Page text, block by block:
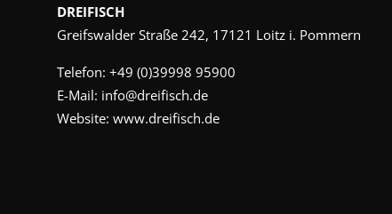
DREIFISCH
Greifswalder Straße 242, 17121 Loitz i. Pommern
Telefon: +49 (0)39998 95900
E-Mail: info@dreifisch.de
Website: www.dreifisch.de